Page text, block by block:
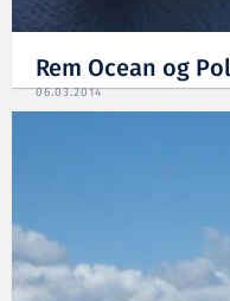
Rem Ocean og
06.03.2014